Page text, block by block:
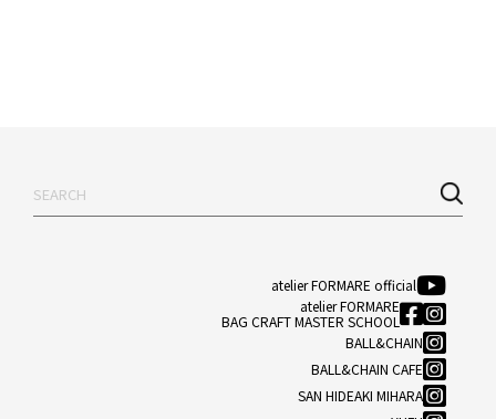
atelier FORMARE official
atelier FORMARE
BAG CRAFT MASTER SCHOOL
BALL&CHAIN
BALL&CHAIN CAFE
SAN HIDEAKI MIHARA